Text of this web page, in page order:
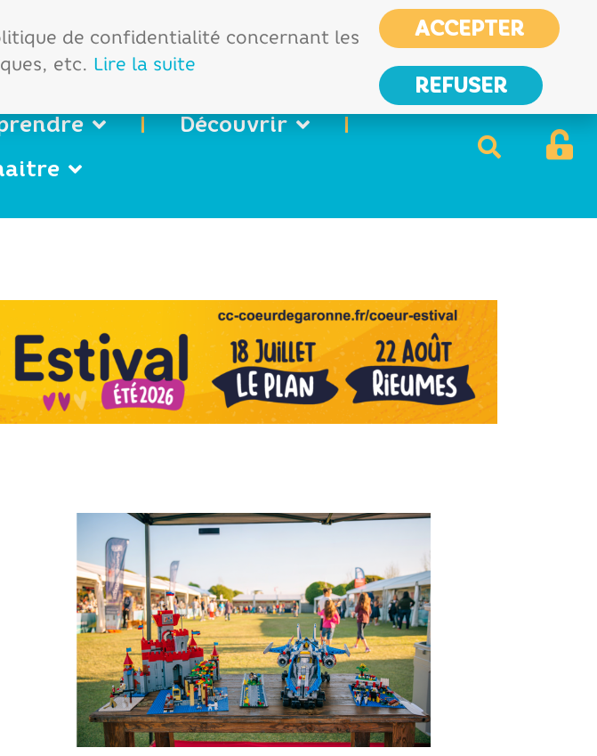
France services
Nous
contacter
Découvrir
de confidentialité concernant les
etc. Lire la suite
ACCEPTER
REFUSER